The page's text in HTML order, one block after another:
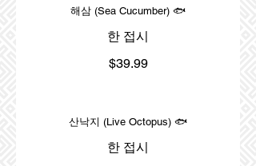
해삼 (Sea Cucumber) 🐟
한 접시
$39.99
산낙지 (Live Octopus) 🐟
한 접시